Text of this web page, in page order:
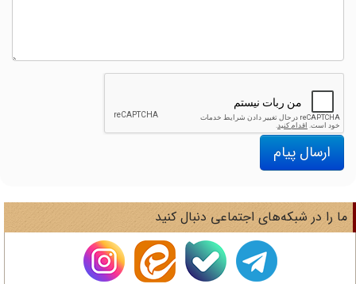
ارسال پیام
را در شبکه‌های اجتماعی دنبال کنید